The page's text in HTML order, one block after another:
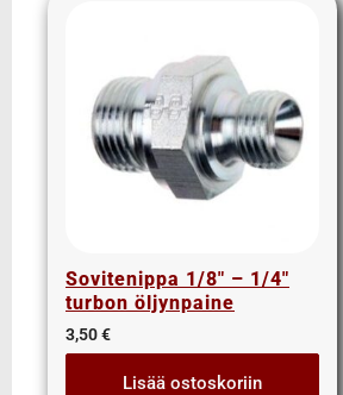
AISI suorat yhdysnipat
JIS nipat
Kulmanipat
Läpivientinipat ja vastamutterit
Sulkutulpat
Suorat yhdysnipat
Suunnattavat nipat
T-Yhde nipat
Sovitenippa 1/8″ – 1/4″
turbon öljynpaine
3,50€
Lisää ostoskoriin